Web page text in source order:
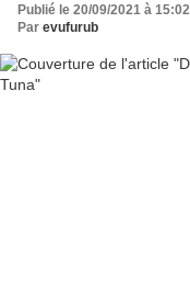
Publié le 20/09/2021 à 15:02
Par evufurub